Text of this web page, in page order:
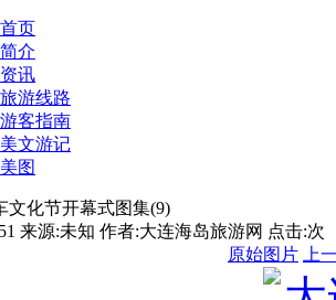
文化节开幕式图集(9)
来源:未知 作者:大连海岛旅游网 点击:次
原始图片
上